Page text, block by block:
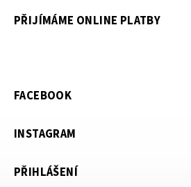
PŘIJÍMÁME ONLINE PLATBY
FACEBOOK
INSTAGRAM
PŘIHLÁŠENÍ